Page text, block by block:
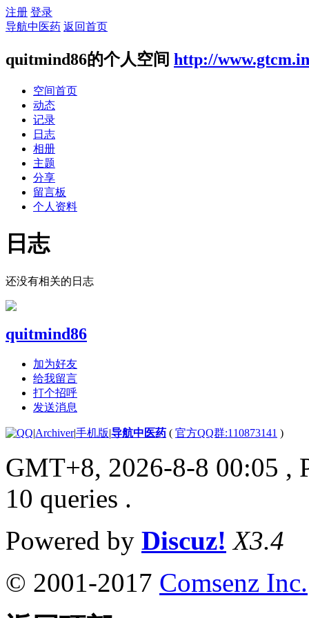
注册 登录
导航中医药 返回首页
quitmind86的个人空间 http://
空间首页
动态
记录
日志
相册
主题
分享
留言板
个人资料
日志
还没有相关的日志
quitmind86
加为好友
给我留言
打个招呼
发送消息
|Archiver|手机版|导航中医药 ( 官方QQ群:110873141 )
GMT+8, 2026-8-8 00:05 ,
10 queries .
Powered by Discuz! X3.4
© 2001-2017 Comsenz Inc.